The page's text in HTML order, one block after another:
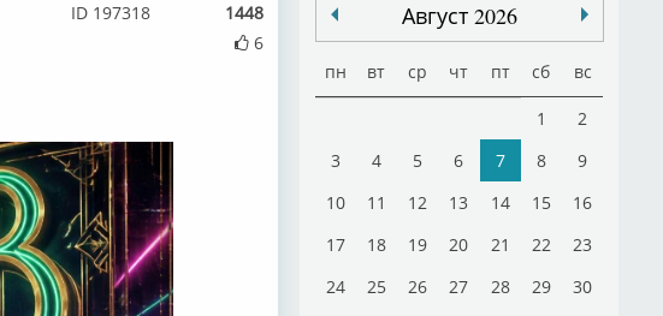
1448
6
ID 197318 Август 2026
пн вт ср чт пт сб вс
1
2
3
4 5 6 7 8
9
10
11 12 13 14 15
16
17
18 19 20 21 22
23
24
25 26 27 28 29
30